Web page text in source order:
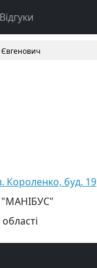
Відгуки
Короленко, буд. 19
"МАНІБУС"